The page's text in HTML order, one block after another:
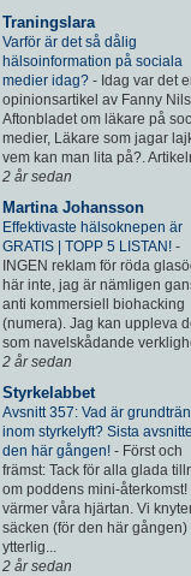
Traningslara
Varför är det så dålig
hälsoinformation på sociala
medier idag? - Idag var det
opinionsartikel av Fanny
Aftonbladet om läkare på
medier, Läkare som jagar
vem kan man lita på?.
2 år sedan
Martina Johansson
Effektivaste hälsoknepen är
GRATIS | TOPP 5 LISTAN! -
INGEN reklam för röda
här inte, jag är nämligen
anti kommersiell biohacking
(numera). Jag kan uppleva
som navelskådande
2 år sedan
Styrkelabbet
Avsnitt 357: Vad är
inom styrkelyft? Sista
den här gången! - Först och
främst: Tack för alla glada
om poddens mini-återkomst!
värmer våra hjärtan. Vi
säcken (för den här gången)
ytterlig...
2 år sedan